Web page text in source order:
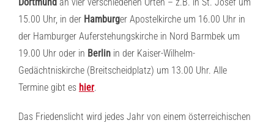
15.00 Uhr, in der Hamburger Apostelkirche um 16.00 Uhr in
der Hamburger Auferstehungskirche in Nord Barmbek um
19.00 Uhr oder in Berlin in der Kaiser-Wilhelm-
Gedächtniskirche (Breitscheidplatz) um 13.00 Uhr. Alle
Termine gibt es hier.
Das Friedenslicht wird jedes Jahr von einem österreichischen